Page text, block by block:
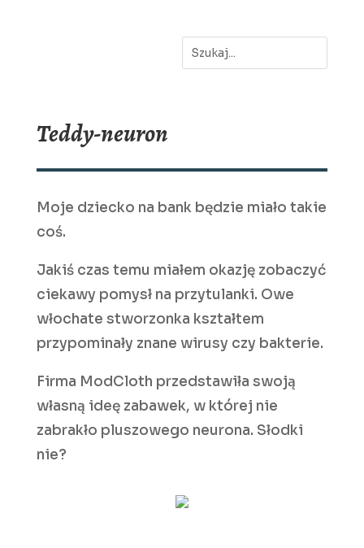
Teddy-neuron
Moje dziecko na bank będzie miało takie
coś.
Jakiś czas temu miałem okazję zobaczyć
ciekawy pomysł na przytulanki. Owe
włochate stworzonka kształtem
przypominały znane wirusy czy bakterie.
Firma ModCloth przedstawiła swoją
własną ideę zabawek, w której nie
zabrakło pluszowego neurona. Słodki
nie?